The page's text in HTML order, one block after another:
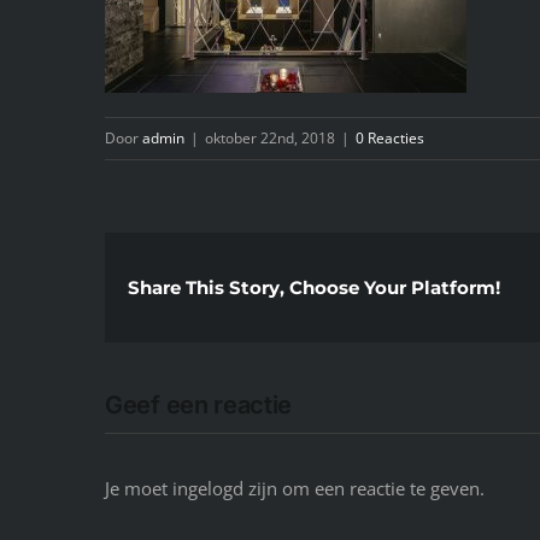
Dooradmin | oktober 22nd, 2018 | 0 Reacties
Share This Story, Choose Your Platform!
Je moet ingelogd zijn om een reactie te geven.